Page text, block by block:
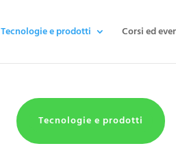
Tecnologie e prodotti Corsi ed
Tecnologie e prodotti